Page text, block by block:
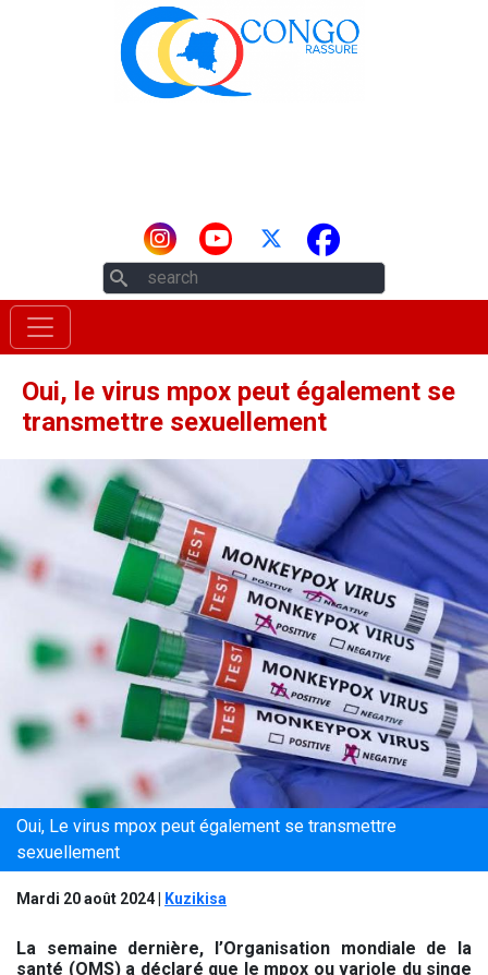
Aller au contenu principal
Oui, le virus mpox peut également se
transmettre sexuellement
Oui, Le virus mpox peut également se transmettre
sexuellement
Mardi 20 août 2024 Kuzikisa
La semaine dernière, l’Organisation mondiale de la
santé (OMS) a déclaré que le mpox ou variole du singe